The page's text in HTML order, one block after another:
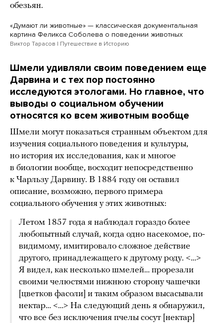
обезьян.
«Думают ли животные» — классическая документальная
картина Феликса Соболева о поведении животных
Виктор Тарасов | Путешествие в Историю
Шмели удивляли своим поведением еще
Дарвина и с тех пор постоянно
исследуются этологами. Но главное, что
выводы о социальном обучении
относятся ко всем животным вообще
Шмели могут показаться странным объектом для
изучения социального поведения и культуры,
но история их исследования, как и многое
в биологии вообще, восходит непосредственно
к Чарльзу Дарвину. В 1884 году он оставил
описание, возможно, первого примера
социального обучения у этих животных:
Летом 1857 года я наблюдал гораздо более
любопытный случай, когда одно насекомое, по-
видимому, имитировало сложное действие
другого, принадлежащего к другому роду. <…>
Я видел, как несколько шмелей… прорезали
своими челюстями нижнюю сторону чашечки
[цветков фасоли] и таким образом высасывали
нектар… <…> На следующий день я обнаружил,
что все без исключения пчелы сосут [нектар]